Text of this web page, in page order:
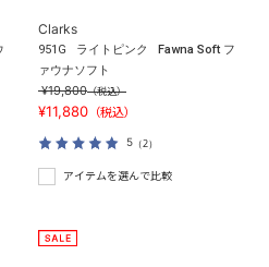
Clarks
951G ライトピンク
Fawna Soft フ
ァウナソフト
¥19,800（税込）
¥11,880 （税込）
5（2）
アイテムを選んで比較